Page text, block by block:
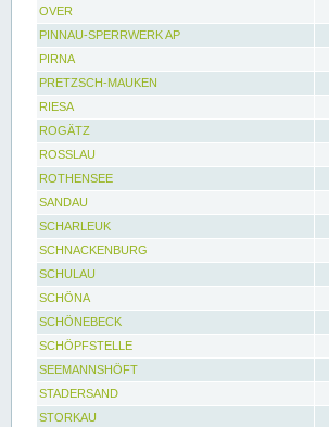
OVER
PINNAU-SPERRWERK AP
PIRNA
PRETZSCH-MAUKEN
RIESA
ROGÄTZ
ROSSLAU
ROTHENSEE
SANDAU
SCHARLEUK
SCHNACKENBURG
SCHULAU
SCHÖNA
SCHÖNEBECK
SCHÖPFSTELLE
SEEMANNSHÖFT
STADERSAND
STORKAU